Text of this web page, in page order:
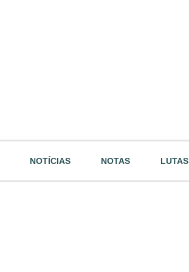
NOTÍCIAS NOTAS LUTAS